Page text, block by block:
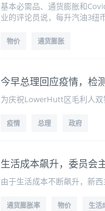
基本必需品、通货膨胀和
业的评论员说，每升汽油3纽
物价 通货膨胀
今早总理回应疫情，检
为庆祝LowerHutt区毛利人
疫情 总理 政府
生活成本飙升，委员会
由于生活成本不断飙升，新
通货膨胀率 物价 生活